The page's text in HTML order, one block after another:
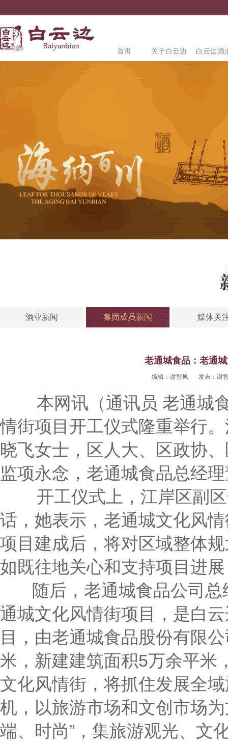
首页 关于白云边 白云边酒
酒业新闻 集团成员新闻 媒体关
老通城食品：老通
编辑：谢智凤 发布：谢
本网讯（通讯员 老通城食
情街项目开工仪式隆重举行
晓飞女士，区人大、区政协
监项永念，老通城食品总经
开工仪式上，江岸区副区
话，她表示，老通城文化风
项目建成后，将对区域整体
如既往地关心和支持项目进
随后，老通城食品公司总
通城文化风情街项目，是白
目，由老通城食品股份有限
米，新建建筑面积5万余平米
文化风情街，将抓住发展全
机，以旅游市场和文创市场
端、时尚”，集旅游观光、文